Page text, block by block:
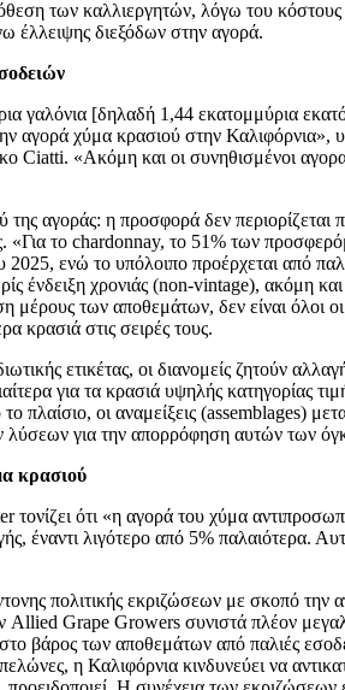
των καλλιεργητών, λόγω του κόστους
έλλειψης διεξόδων στην αγορά.
γαλόνια [δηλαδή 1,44 εκατομμύρια
αγορά χύμα κρασιού στην Καλιφόρνια»,
Ciatti. «Ακόμη και οι συνηθισμένοι
αγοράς: η προσφορά δεν περιορίζεται
«Για το chardonnay, το 51% των
2025, ενώ το υπόλοιπο προέρχεται από
ένδειξη χρονιάς (non-vintage), ακόμη
μέρους των αποθεμάτων, δεν είναι όλοι
κρασιά στις σειρές τους.
ετικέτας, οι διανομείς ζητούν
για τα κρασιά υψηλής κατηγορίας
πλαίσιο, οι αναμείξεις (assemblages)
λύσεων για την απορρόφηση αυτών των
κρασιού
ότι «η αγορά του χύμα
έναντι λιγότερο από 5% παλαιότερα.
πολιτικής εκριζώσεων με σκοπό
Allied Grape Growers συνιστά πλέον
βάρος των αποθεμάτων από παλιές
η Καλιφόρνια κινδυνεύει να